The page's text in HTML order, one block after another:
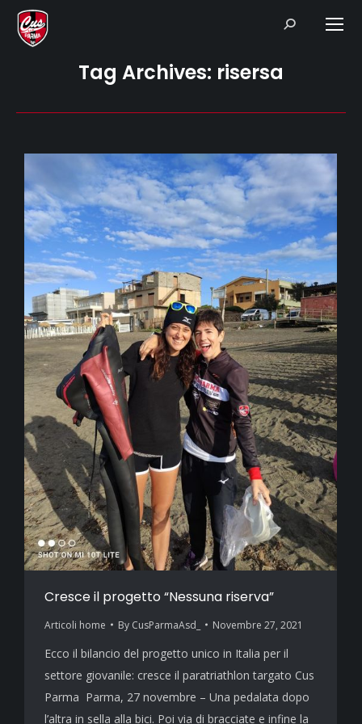
Search:
Tag Archives: risersa
Cresce il progetto “Nessuna riserva”
Articoli home By CusParmaAsd_ Novembre 27, 2021
Ecco il bilancio del progetto unico in Italia per il
settore giovanile: cresce il paratriathlon targato Cus
Parma Parma, 27 novembre – Una pedalata dopo
l’altra in sella alla bici. Poi via di bracciate e infine la